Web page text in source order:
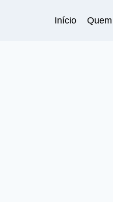
Início